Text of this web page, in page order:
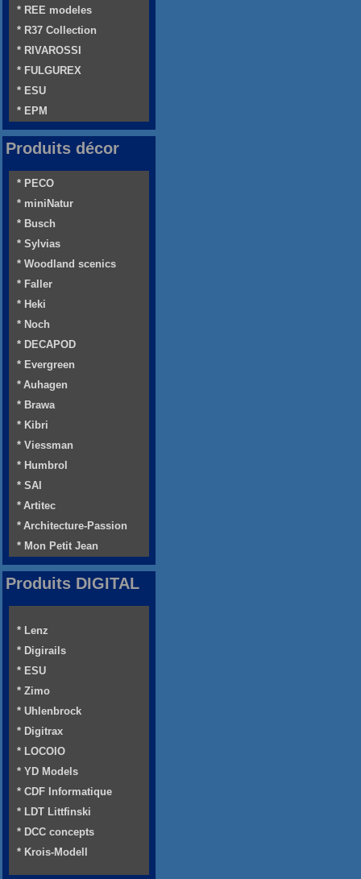
* REE modeles
* R37 Collection
* RIVAROSSI
* FULGUREX
* ESU
* EPM
Produits décor
* PECO
* miniNatur
* Busch
* Sylvias
* Woodland scenics
* Faller
* Heki
* Noch
* DECAPOD
* Evergreen
* Auhagen
* Brawa
* Kibri
* Viessman
* Humbrol
* SAI
* Artitec
* Architecture-Passion
* Mon Petit Jean
Produits DIGITAL
* Lenz
* Digirails
* ESU
* Zimo
* Uhlenbrock
* Digitrax
* LOCOIO
* YD Models
* CDF Informatique
* LDT Littfinski
* DCC concepts
* Krois-Modell